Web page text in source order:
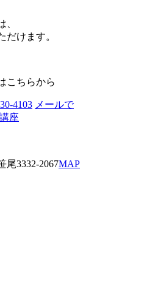
、
だけます。
こちらから
4103 メールで
座
尾3332-2067MAP